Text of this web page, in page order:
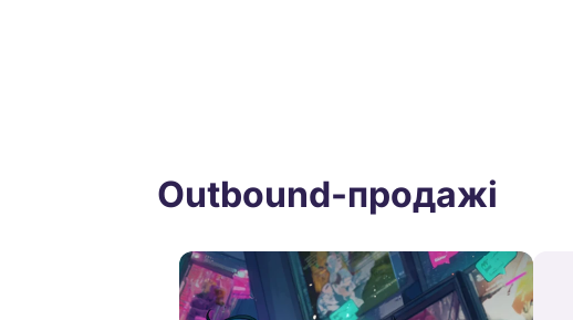
Outbound-продажі